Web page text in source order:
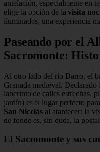
antelación, especialmente en
elige la opción de la visita
iluminados, una experiencia
Paseando por el
Sacromonte:
Al otro lado del río Darro, el
Granada medieval.
laberinto de calles estrechas,
jardín) es el lugar perfecto
San Nicolás al atardecer: la
de fondo es, sin duda, la
El Sacromonte y sus